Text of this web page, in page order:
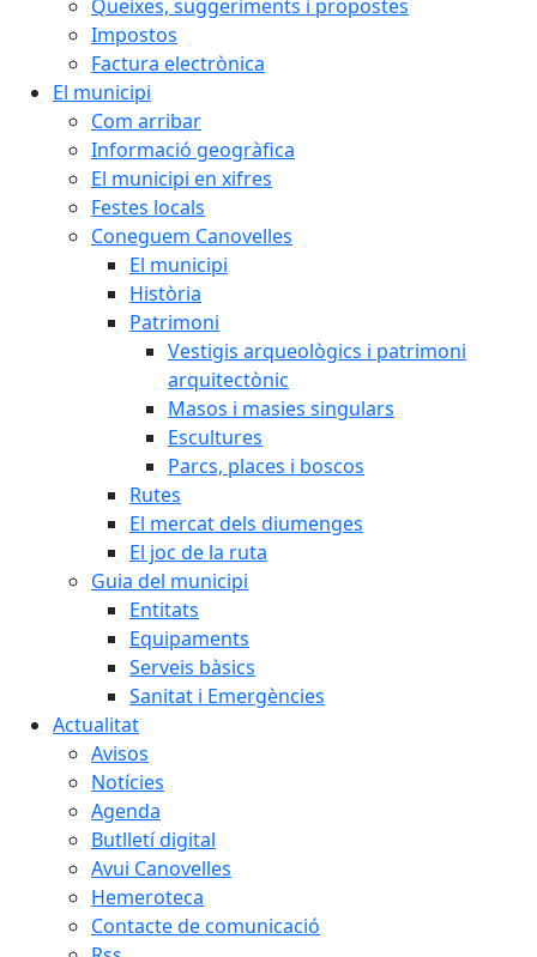
Queixes, suggeriments i propostes
Impostos
Factura electrònica
El municipi
Com arribar
Informació geogràfica
El municipi en xifres
Festes locals
Coneguem Canovelles
El municipi
Història
Patrimoni
Vestigis arqueològics i patrimoni
arquitectònic
Masos i masies singulars
Escultures
Parcs, places i boscos
Rutes
El mercat dels diumenges
El joc de la ruta
Guia del municipi
Entitats
Equipaments
Serveis bàsics
Sanitat i Emergències
Actualitat
Avisos
Notícies
Agenda
Butlletí digital
Avui Canovelles
Hemeroteca
Contacte de comunicació